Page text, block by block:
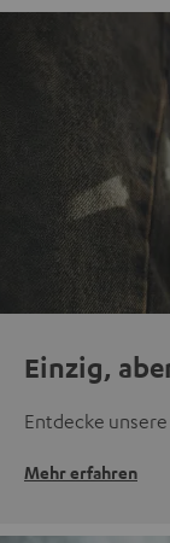
Einzig,
Entdecke
Mehr erfahren